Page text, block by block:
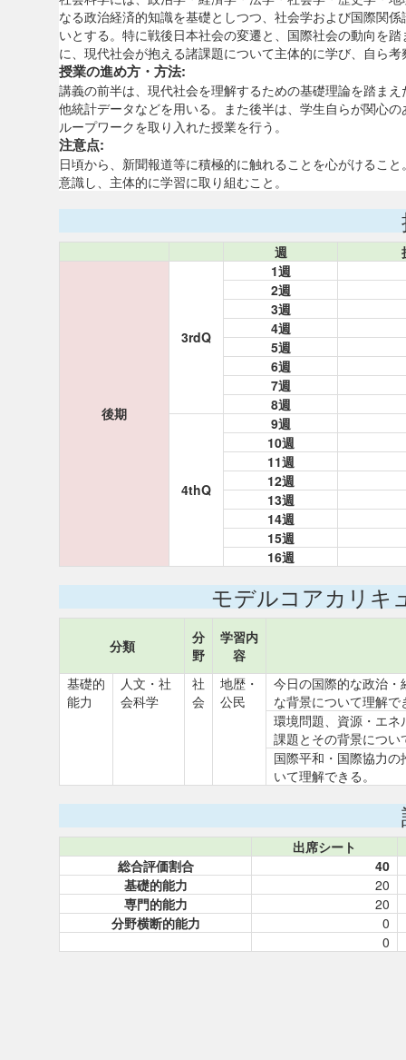
なる政治経済的知識を基礎としつつ、社会学および国際関
いとする。特に戦後日本社会の変遷と、国際社会の動向を
に、現代社会が抱える諸課題について主体的に学び、自ら
授業の進め方・方法:
講義の前半は、現代社会を理解するための基礎理論を踏ま
他統計データなどを用いる。また後半は、学生自らが関心
ループワークを取り入れた授業を行う。
注意点:
日頃から、新聞報道等に積極的に触れることを心がけるこ
意識し、主体的に学習に取り組むこと。
週
後期
3rdQ
1週
2週
3週
4週
5週
6週
7週
8週
4thQ
9週
10週
11週
12週
13週
14週
15週
16週
モデルコアカリキ
分類
分
野
学習内
容
基礎的
能力
人文・社
会科学
社
会
地歴・
公民
今日の国際的な政治
な背景について理解で
環境問題、資源・エ
課題とその背景につい
国際平和・国際協力
いて理解できる。
出席シート
総合評価割合
40
基礎的能力
20
専門的能力
20
分野横断的能力
0
0